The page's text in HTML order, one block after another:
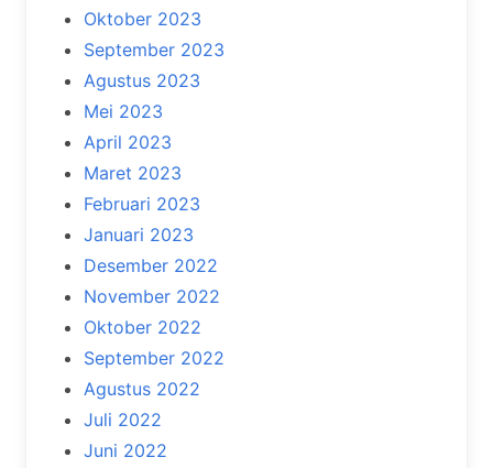
Oktober 2023
September 2023
Agustus 2023
Mei 2023
April 2023
Maret 2023
Februari 2023
Januari 2023
Desember 2022
November 2022
Oktober 2022
September 2022
Agustus 2022
Juli 2022
Juni 2022